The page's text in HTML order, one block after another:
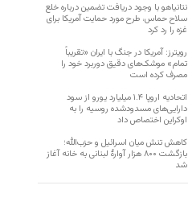
نتانیاهو با وجود دریافت تضمین درباره خلع
سلاح حماس، طرح مورد حمایت آمریکا برای
غزه را رد کرد
رویترز: آمریکا در جنگ با ایران «تقریباً
تمام» موشک‌های دقیق دوربرد خود را
مصرف کرده است
اتحادیه اروپا ۱.۴ میلیارد یورو از سود
دارایی‌های مسدودشده روسیه را به
اوکراین ‏اختصاص داد
کاهش تنش میان اسرائیل و حزب‌الله؛
بازگشت ۸۰۰ هزار آوارۀ لبنانی به خانه‌ آغاز
شد